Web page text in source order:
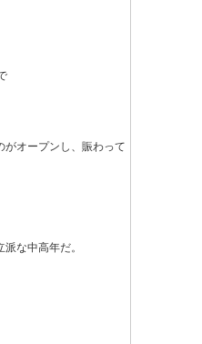
がオープンし、賑わって
な中高年だ。